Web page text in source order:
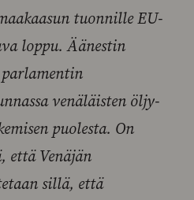
tuonnille EU-
loppu. Äänestin
venäläisten öljy-
puolesta. On
että Venäjän
sillä, että